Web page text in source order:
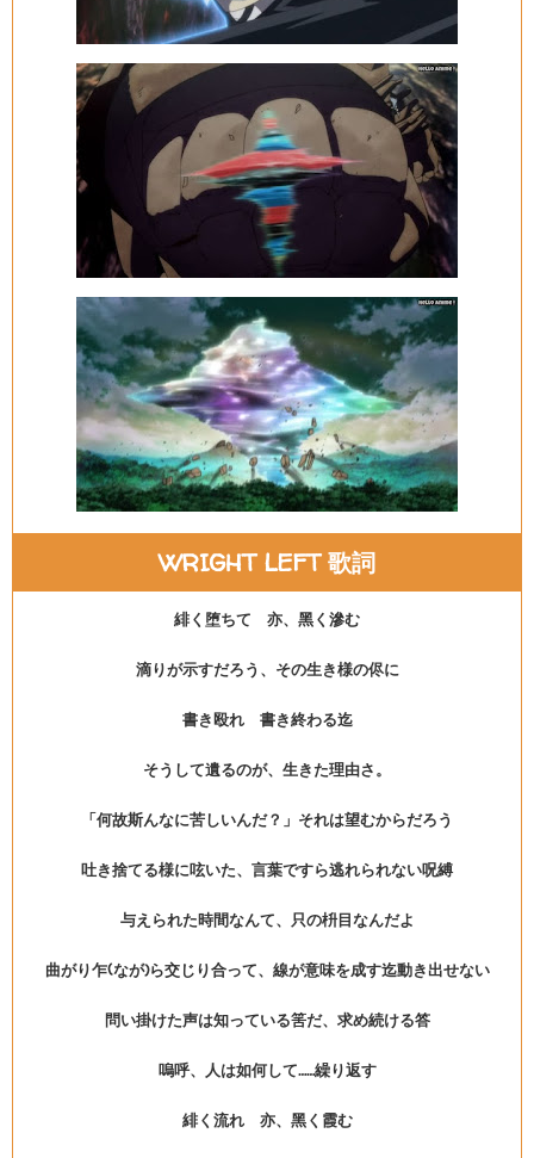
WRIGHT LEFT 歌詞
緋く堕ちて 亦、黑く滲む
滴りが示すだろう、その生き様の侭に
書き殴れ 書き終わる迄
そうして遺るのが、生きた理由さ。
「何故斯んなに苦しいんだ？」それは望むからだろう
吐き捨てる様に呟いた、言葉ですら逃れられない呪縛
与えられた時間なんて、只の枡目なんだよ
曲がり乍(なが)ら交じり合って、線が意味を成す迄動き出せない
問い掛けた声は知っている筈だ、求め続ける答
嗚呼、人は如何して……繰り返す
緋く流れ 亦、黑く霞む